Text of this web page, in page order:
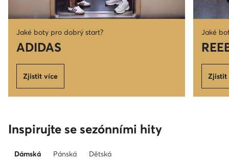
Jaké boty pro dobrý start?
ADIDAS
Zjistit více
Jaké
Zjistit
Inspirujte se sezónními hity
Dámská Pánská Dětská